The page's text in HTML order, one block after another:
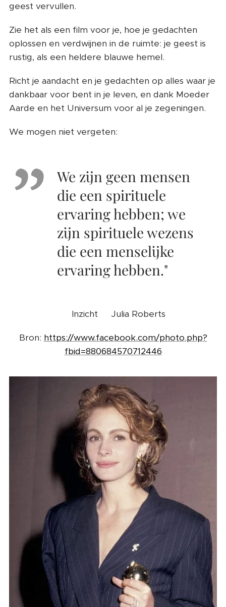
geest vervullen.
Zie het als een film voor je, hoe je gedachten
oplossen en verdwijnen in de ruimte: je geest is
rustig, als een heldere blauwe hemel.
Richt je aandacht en je gedachten op alles waar je
dankbaar voor bent in je leven, en dank Moeder
Aarde en het Universum voor al je zegeningen.
We mogen niet vergeten:
We zijn geen mensen
die een spirituele
ervaring hebben; we
zijn spirituele wezens
die een menselijke
ervaring hebben."
✍️Inzicht 📸Julia Roberts
Bron: https://www.facebook.com/photo.php?
fbid=880684570712446